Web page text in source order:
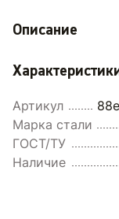
Описание
Артикул
Марка стали
ГОСТ/ТУ
Наличие